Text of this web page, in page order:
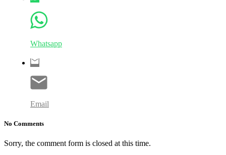
Whatsapp
Email
No Comments
Sorry, the comment form is closed at this time.